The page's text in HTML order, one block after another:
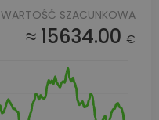
WARTOŚĆ SZACUNKOWA
≈ 15634.00 €